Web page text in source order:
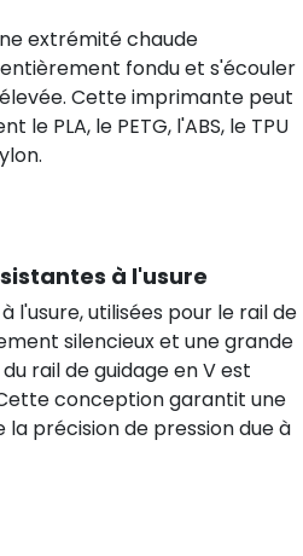
extrémité chaude
fondu et s'écouler
Cette imprimante peut
PLA, le PETG, l'ABS, le TPU
à l'usure
l'usure, utilisées pour le rail de
silencieux et une grande
rail de guidage en V est
conception garantit une
précision de pression due à